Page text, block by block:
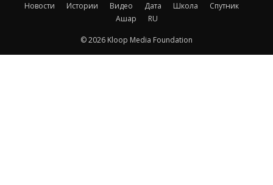
Новости Истории Видео Дата Школа
Спутник
Ашар
RU
© 2026 Kloop Media Foundation